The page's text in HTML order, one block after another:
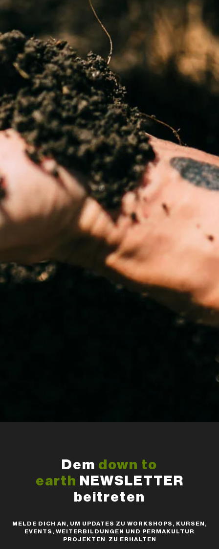
Dem down to
earth NEWSLETTER
beitreten
MELDE DICH AN, UM UPDATES ZU WORKSHOPS, KURSEN,
EVENTS, WEITERBILDUNGEN UND PERMAKULTUR
PROJEKTEN ZU ERHALTEN